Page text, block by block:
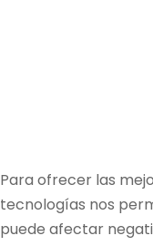
Para ofrecer las
tecnologías nos
puede afectar